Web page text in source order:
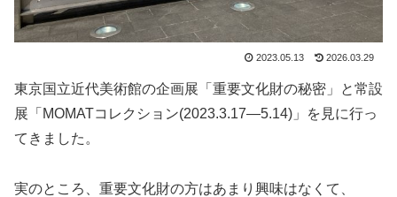
2023.05.13 2026.03.29
東京国立近代美術館の企画展「重要文化財の秘密」と常設
展「MOMATコレクション(2023.3.17—5.14)」を見に行っ
てきました。
実のところ、重要文化財の方はあまり興味はなくて、